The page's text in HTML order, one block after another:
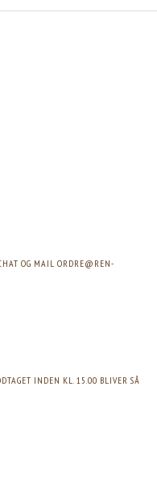
OG MAIL ORDRE@REN-
INDEN KL. 15.00 BLIVER SÅ